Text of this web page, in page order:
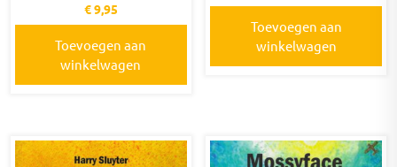
€9,95
Toevoegen aan
winkelwagen
Toevoegen aan
winkelwagen